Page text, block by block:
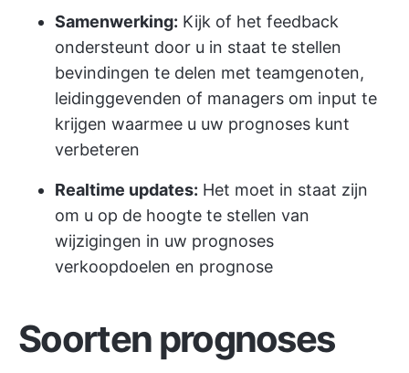
Samenwerking: Kijk of het feedback
ondersteunt door u in staat te stellen
bevindingen te delen met teamgenoten,
leidinggevenden of managers om input te
krijgen waarmee u uw prognoses kunt
verbeteren
Realtime updates: Het moet in staat zijn
om u op de hoogte te stellen van
wijzigingen in uw prognoses
verkoopdoelen en prognose
Soorten prognoses